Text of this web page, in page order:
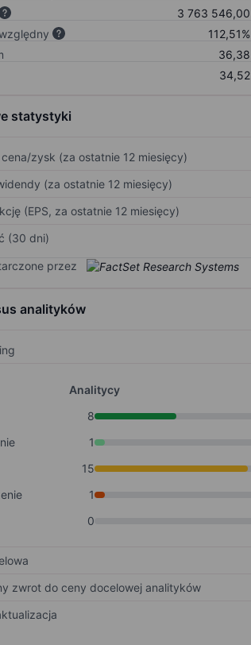
3 763 546,00
112,51%
36,38
34,52
statystyki
zysk (za ostatnie 12 miesięcy)
(za ostatnie 12 miesięcy)
(EPS, za ostatnie 12 miesięcy)
(30 dni)
przez
analityków
Analitycy
8
1
15
1
0
zwrot do ceny docelowej analityków